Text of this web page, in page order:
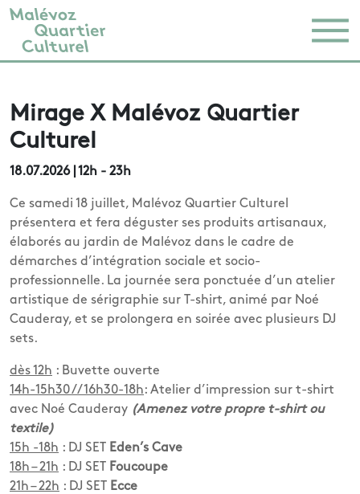
Mirage X Malévoz Quartier
Culturel
18.07.2026 | 12h - 23h
Ce samedi 18 juillet, Malévoz Quartier Culturel
présentera et fera déguster ses produits artisanaux,
élaborés au jardin de Malévoz dans le cadre de
démarches d’intégration sociale et socio-
professionnelle. La journée sera ponctuée d’un atelier
artistique de sérigraphie sur T-shirt, animé par Noé
Cauderay, et se prolongera en soirée avec plusieurs DJ
sets.
dès 12h : Buvette ouverte
14h-15h30 // 16h30-18h: Atelier d’impression sur t-shirt
avec Noé Cauderay (Amenez votre propre t-shirt ou
textile)
15h -18h : DJ SET
Eden’s Cave
18h – 21h : DJ SET
Foucoupe
21h – 22h : DJ SET Ecce